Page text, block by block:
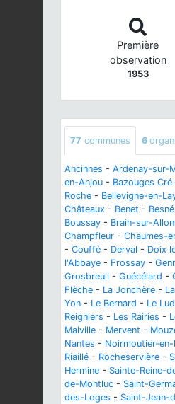
Première
observation
1953
77 communes 6
Ancinnes - Ardenay-sur-
en-Anjou - Bazouges
Roche - Bellevigne-en-
Châteaux - Benet - Besné
Boussay - Brain-sur-
Champfleur - Chaumes-
- Couffé - Derval - Doix
l'Abbaye - Frossay -
Grosbreuil - Guécélard -
Flèche - La Jonchère -
Yon - Le Bernard - Le
Reigniers - Les Rairies -
Malville - Mervent -
Nantes - Noirmoutier-en-
Riaillé - Rocheservière -
Hermine - Sainte-Reine-
de-Montluc - Saint-
des-Loges - Saint-Jean-